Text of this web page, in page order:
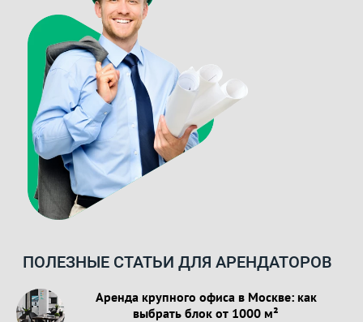
ПОЛЕЗНЫЕ СТАТЬИ ДЛЯ АРЕНДАТОРОВ
Аренда крупного офиса в Москве: как
выбрать блок от 1000 м²